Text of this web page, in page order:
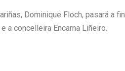
Dominique Floch, pasará a
a concelleira Encarna Liñeiro.